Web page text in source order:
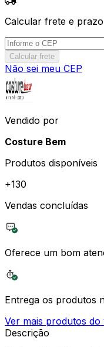
Calcular frete e prazo
Calcular frete
Não sei meu CEP
Vendido por
Costure Bem
Produtos disponíveis
+130
Vendas concluídas
Oferece um bom
Entrega os produtos
Ver mais produtos do
Descrição